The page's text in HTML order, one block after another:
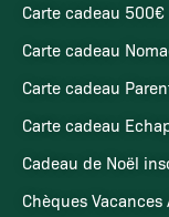
Carte cadeau 500€
Carte cadeau
Carte cadeau
Carte cadeau
Cadeau de Noël
Chèques Vacances